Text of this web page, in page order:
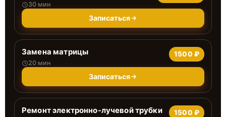
30 мин
Записаться
Замена матрицы
20 мин
1500 ₽
Записаться
Ремонт электронно-лучевой трубки 1500 ₽